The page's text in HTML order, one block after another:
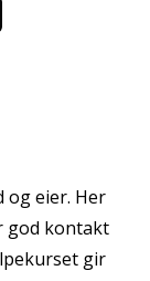
og eier. Her
god kontakt
gir